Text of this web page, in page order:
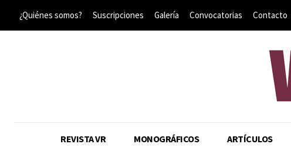
¿Quiénes somos? Suscripciones Galería Convocatorias Contacto
REVISTA VR MONOGRÁFICOS ARTÍCULOS